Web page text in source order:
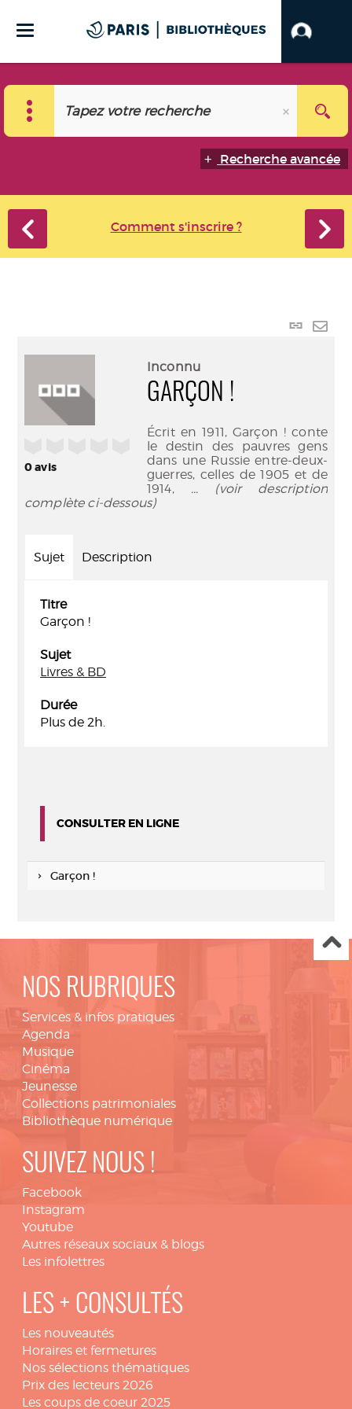
Recherche avancée
Comment s'inscrire ?
Lien
0avis
Inconnu
GARÇON !
Écrit en 1911, Garçon ! conte
le destin des pauvres gens
dans une Russie entre-deux-
guerres, celles de 1905 et de
1914, ... (voir description
complète ci-dessous)
Sujet Description
Titre
Garçon !
Sujet
Livres & BD
Durée
Plus de 2h.
CONSULTER EN LIGNE
Garçon !
NOS RUBRIQUES
Services & infos pratiques
Agenda
Musique
Cinéma
Jeunesse
Collections patrimoniales
Bibliothèque numérique
SUIVEZ NOUS !
Facebook
Instagram
Youtube
Autres réseaux sociaux & blogs
Les infolettres
LES + CONSULTÉS
Les nouveautés
Horaires et fermetures
Nos sélections thématiques
Prix des lecteurs 2026
Les coups de coeur 2025